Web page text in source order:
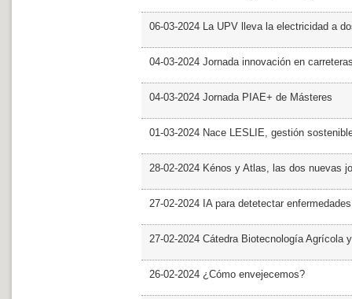
06-03-2024 La UPV lleva la electricidad a
04-03-2024 Jornada innovación en
04-03-2024 Jornada PIAE+ de Másteres
01-03-2024 Nace LESLIE, gestión
28-02-2024 Kénos y Atlas, las dos nuevas
27-02-2024 IA para detetectar
27-02-2024 Cátedra Biotecnología Agrícola
26-02-2024 ¿Cómo envejecemos?